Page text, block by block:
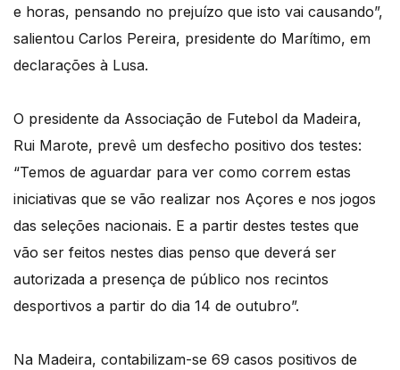
e horas, pensando no prejuízo que isto vai causando”,
salientou Carlos Pereira, presidente do Marítimo, em
declarações à Lusa.
O presidente da Associação de Futebol da Madeira,
Rui Marote, prevê um desfecho positivo dos testes:
“Temos de aguardar para ver como correm estas
iniciativas que se vão realizar nos Açores e nos jogos
das seleções nacionais. E a partir destes testes que
vão ser feitos nestes dias penso que deverá ser
autorizada a presença de público nos recintos
desportivos a partir do dia 14 de outubro”.
Na Madeira, contabilizam-se 69 casos positivos de